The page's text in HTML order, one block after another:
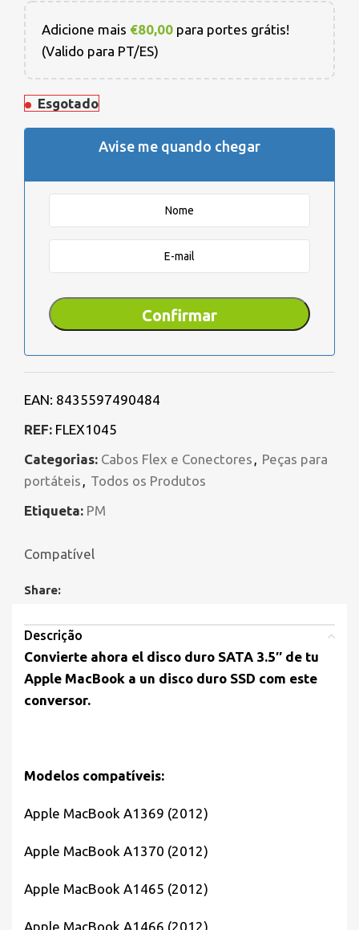
Adicione mais €80,00 para portes grátis!
(Valido para PT/ES)
Esgotado
Avise me quando chegar
EAN: 8435597490484
REF: FLEX1045
Categorias: Cabos Flex e Conectores , Peças para
portáteis , Todos os Produtos
Etiqueta: PM
Compatível
Share:
Descrição
Convierte ahora el disco duro SATA 3.5″ de tu
Apple MacBook a un disco duro SSD com este
conversor.
Modelos compatíveis:
Apple MacBook A1369 (2012)
Apple MacBook A1370 (2012)
Apple MacBook A1465 (2012)
Apple MacBook A1466 (2012)